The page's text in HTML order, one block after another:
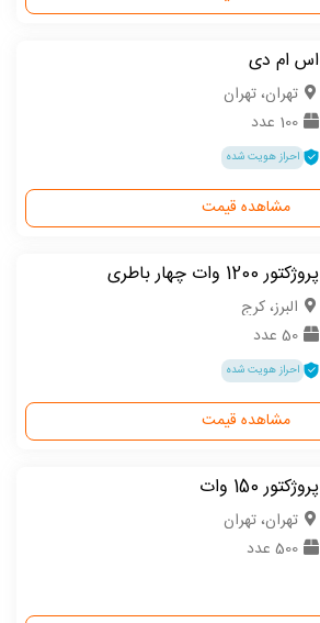
اس ام دی
تهران، تهران
100 عدد
احراز هویت شده
مشاهده قیمت
پروژکتور 1200 وات چهار باطری
البرز، کرج
50 عدد
احراز هویت شده
مشاهده قیمت
پروژکتور 150 وات
تهران، تهران
500 عدد